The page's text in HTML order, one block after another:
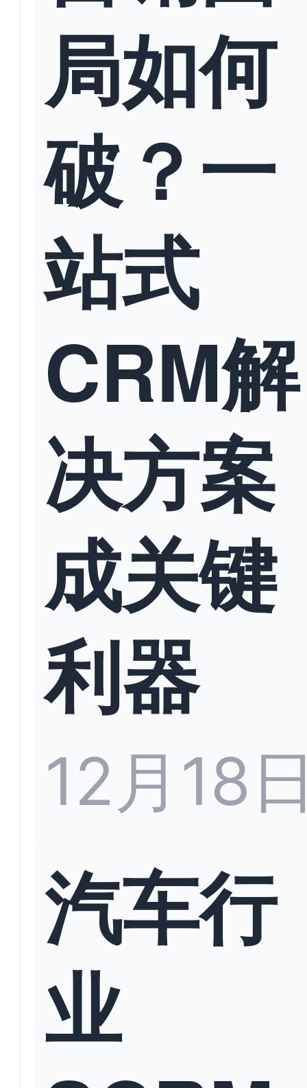
局如何
破？一
站式
CRM解
决方案
成关键
利器
12月18
汽车行
业